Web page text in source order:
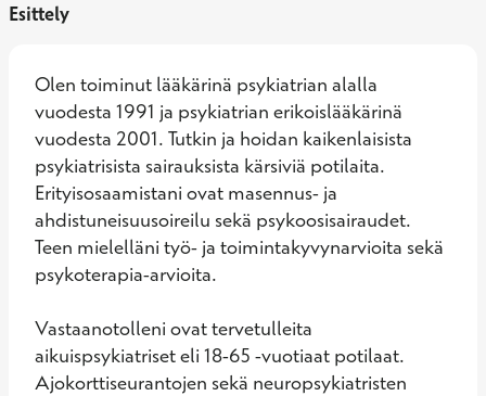
Esittely
Olen toiminut lääkärinä psykiatrian alalla
vuodesta 1991 ja psykiatrian erikoislääkärinä
vuodesta 2001. Tutkin ja hoidan kaikenlaisista
psykiatrisista sairauksista kärsiviä potilaita.
Erityisosaamistani ovat masennus- ja
ahdistuneisuusoireilu sekä psykoosisairaudet.
Teen mielelläni työ- ja toimintakyvynarvioita sekä
psykoterapia-arvioita.
Vastaanotolleni ovat tervetulleita
aikuispsykiatriset eli 18-65 -vuotiaat potilaat.
Ajokorttiseurantojen sekä neuropsykiatristen